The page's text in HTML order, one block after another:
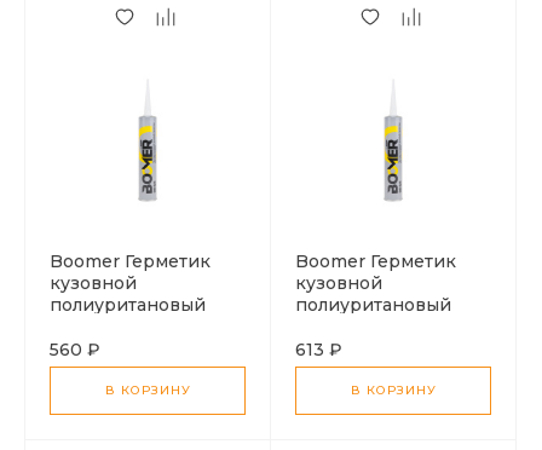
Boomer Герметик
кузовной
полиуритановый
560 ₽
В КОРЗИНУ
Boomer Герметик
кузовной
полиуритановый
613 ₽
В КОРЗИНУ